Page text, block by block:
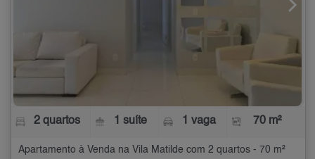
2 quartos 1 suíte 1 vaga 70 m²
Apartamento à Venda na Vila Matilde com 2 quartos - 70 m²